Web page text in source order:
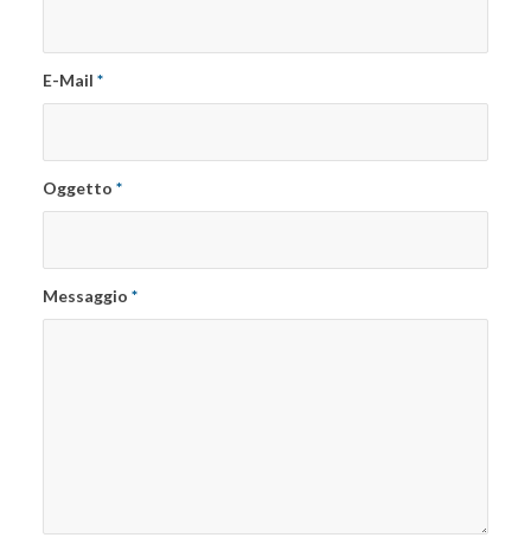
E-Mail *
Oggetto *
Messaggio *